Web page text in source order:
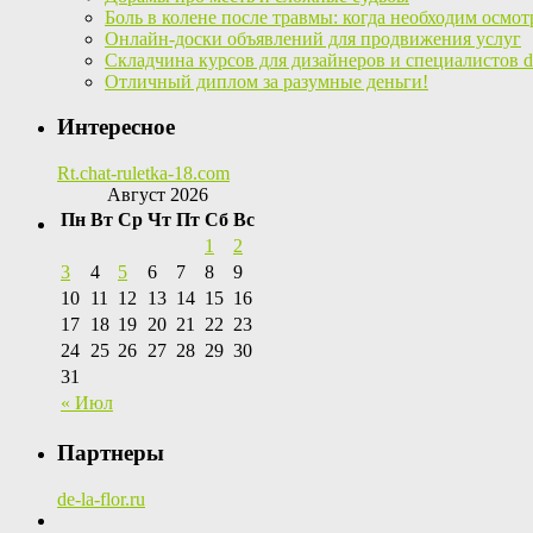
Боль в колене после травмы: когда необходим
Онлайн-доски объявлений для продвижения услуг
Складчина курсов для дизайнеров и специалистов
Отличный диплом за разумные деньги!
Интересное
Rt.chat-ruletka-18.com
Август 2026
Пн Вт Ср Чт Пт Сб Вс
« Июл
1
2
3
4 5 6 7 8
9
10 11 12 13 14 15 16
17 18 19 20 21 22 23
24 25 26 27 28 29 30
31
Партнеры
de-la-flor.ru